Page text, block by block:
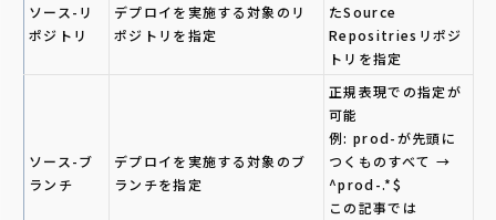
ソース-リ
ポジトリ
デプロイを実施する対象のリ
ポジトリを指定
たSource
Repositriesリポジ
トリを指定
ソース-ブ
ランチ
デプロイを実施する対象のブ
ランチを指定
正規表現での指定が
可能
例: prod-が先頭に
つくものすべて →
^prod-.*$
この記事では